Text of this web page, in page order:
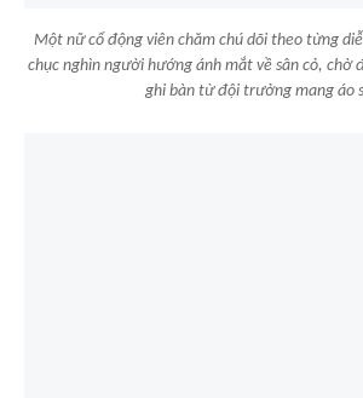
Một nữ cổ động viên chăm chú dõi theo từng
chục nghìn người hướng ánh mắt về sân cỏ, chờ
ghi bàn từ đội trưởng mang áo